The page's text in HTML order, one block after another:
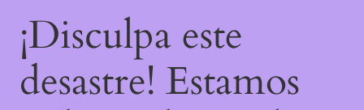
¡Disculpa este
desastre! Estamos